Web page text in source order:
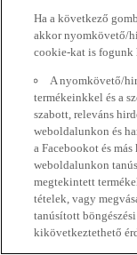
Ha a következő
akkor nyomkövető/
cookie-kat is fogunk
A nyomkövető/
termékeinkkel és a
szabott, releváns
weboldalunkon és
a Facebookot és
weboldalunkon
megtekintett
tételek, vagy
tanúsított
kikövetkeztethető